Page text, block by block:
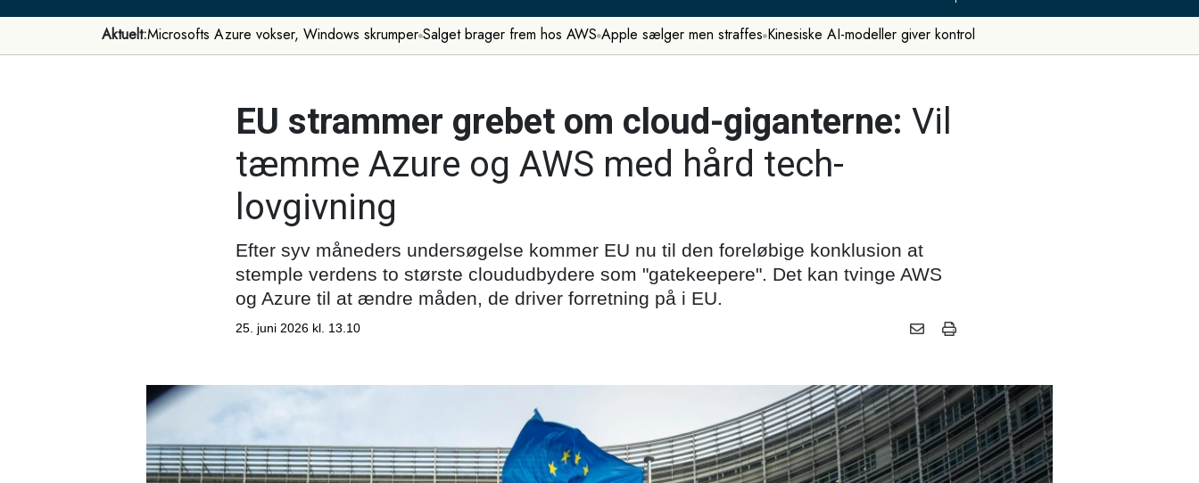
Aktuelt:Microsofts Azure vokser, Windows skrumper Salget brager frem hos AWS Apple sælger men straffes Kinesiske AI-modeller giver kontrol
EU strammer grebet om cloud-giganterne: Vil
tæmme Azure og AWS med hård tech-
lovgivning
Efter syv måneders undersøgelse kommer EU nu til den foreløbige konklusion at
stemple verdens to største cloududbydere som "gatekeepere". Det kan tvinge AWS
og Azure til at ændre måden, de driver forretning på i EU.
25. juni 2026 kl. 13.10